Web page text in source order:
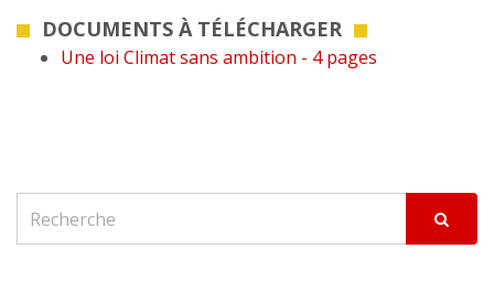
DOCUMENTS À TÉLÉCHARGER
Une loi Climat sans ambition - 4 pages